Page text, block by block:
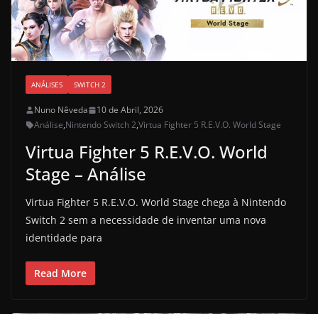
ANÁLISES SWITCH 2
Nuno Nêveda
10 de Abril, 2026
Análise,Nintendo Switch 2,Virtua Fighter 5 R.E.V.O. World Stage
Virtua Fighter 5 R.E.V.O. World
Stage – Análise
Virtua Fighter 5 R.E.V.O. World Stage chega à Nintendo
Switch 2 sem a necessidade de inventar uma nova
identidade para
Read More